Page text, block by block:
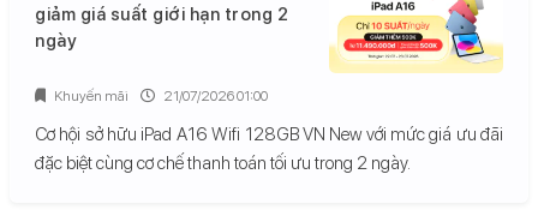
giảm giá suất giới hạn trong 2
ngày
Cơ hội sở hữu iPad A16 Wifi 128GB VN New với mức giá ưu đãi
đặc biệt cùng cơ chế thanh toán tối ưu trong 2 ngày.
Khuyến mãi 21/07/2026 01:00